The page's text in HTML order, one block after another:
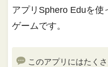
アプリSphero Eduを使
ゲームです。
このアプリにはたく